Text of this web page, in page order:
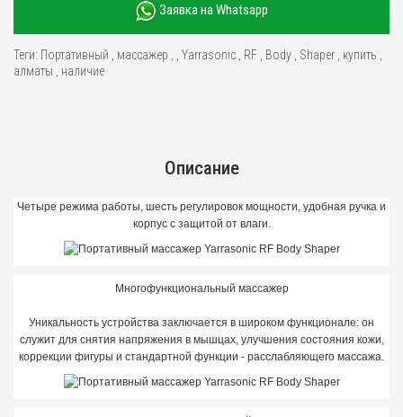
Заявка на Whatsapp
Теги: Портативный массажер Yarrasonic RF Body Shaper купить
алматы
наличие
Описание
Четыре режима работы, шесть регулировок мощности, удобная ручка и
корпус с защитой от влаги.
Многофункциональный массажер
Уникальность устройства заключается в широком функционале: он
служит для снятия напряжения в мышцах, улучшения состояния кожи,
коррекции фигуры и стандартной функции - расслабляющего массажа.